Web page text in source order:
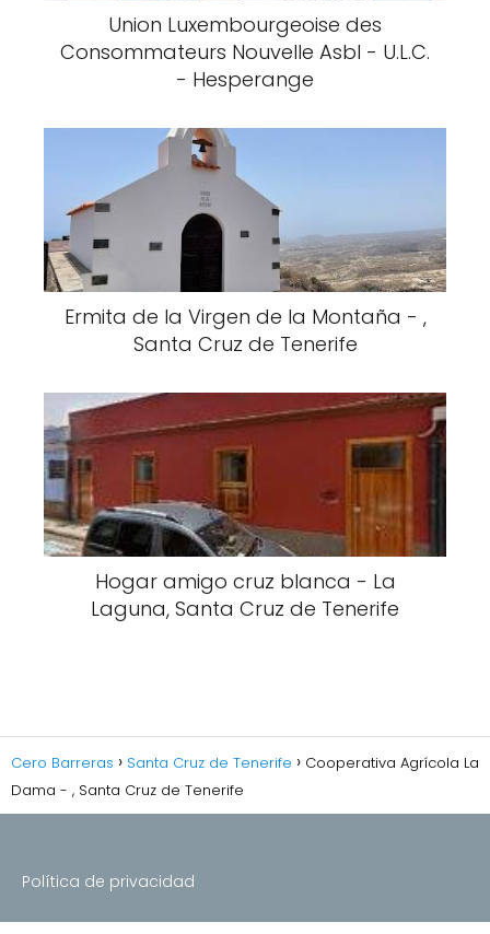
Union Luxembourgeoise des
Consommateurs Nouvelle Asbl - U.L.C.
- Hesperange
Ermita de la Virgen de la Montaña - ,
Santa Cruz de Tenerife
Hogar amigo cruz blanca - La
Laguna, Santa Cruz de Tenerife
Cero Barreras Santa Cruz de Tenerife
Cooperativa Agrícola La
Dama - , Santa Cruz de Tenerife
Política de privacidad